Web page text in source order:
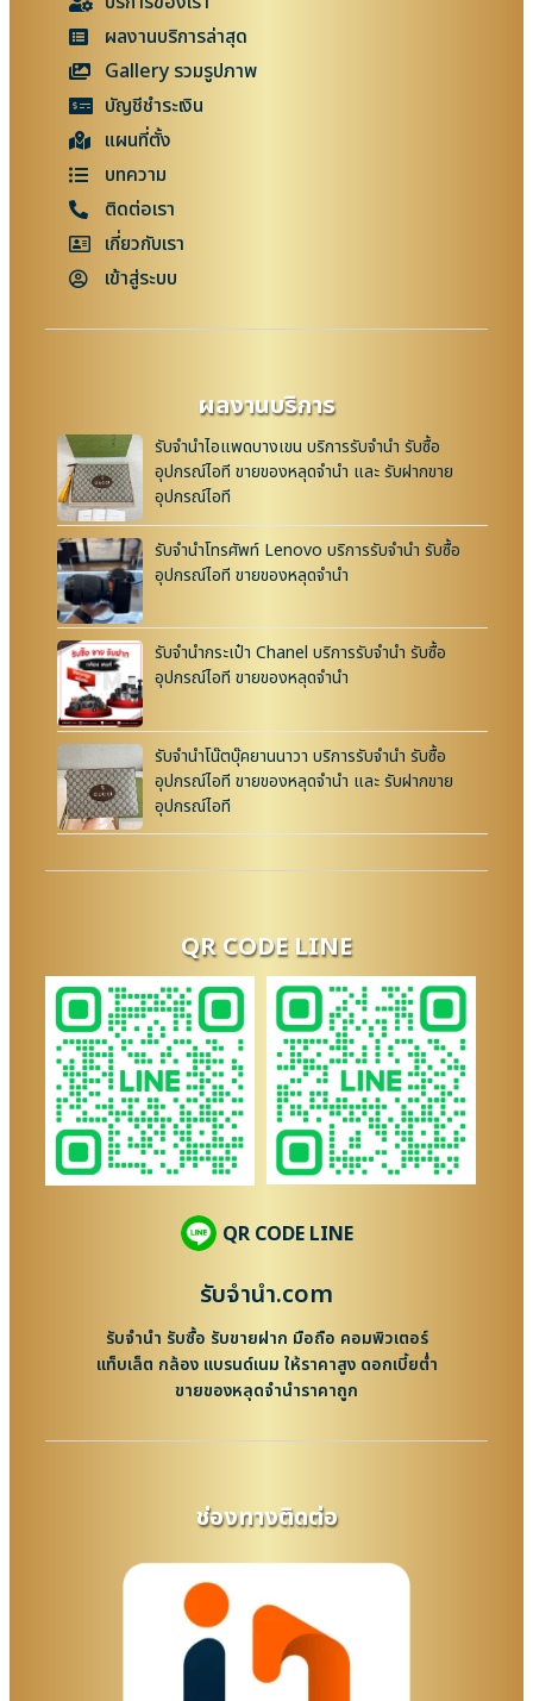
ผลงานบริการล่าสุด
Gallery รวมรูปภาพ
บัญชีชำระเงิน
แผนที่ตั้ง
บทความ
ติดต่อเรา
เกี่ยวกับเรา
เข้าสู่ระบบ
ผลงานบริการ
รับจำนำไอแพดบางเขน บริการรับจำนำ รับซื้อ
อุปกรณ์ไอที ขายของหลุดจำนำ และ รับฝากขาย
อุปกรณ์ไอที
รับจำนำโทรศัพท์ Lenovo บริการรับจำนำ รับซื้อ
อุปกรณ์ไอที ขายของหลุดจำนำ
รับจำนำกระเป๋า Chanel บริการรับจำนำ รับซื้อ
อุปกรณ์ไอที ขายของหลุดจำนำ
รับจำนำโน๊ตบุ๊คยานนาวา บริการรับจำนำ รับซื้อ
อุปกรณ์ไอที ขายของหลุดจำนำ และ รับฝากขาย
อุปกรณ์ไอที
QR CODE LINE
QR CODE LINE
รับจํานํา.com
รับจำนำ รับซื้อ รับขายฝาก มือถือ คอมพิวเตอร์
แท็บเล็ต กล้อง แบรนด์เนม ให้ราคาสูง ดอกเบี้ยต่ำ
ขายของหลุดจำนำราคาถูก
ช่องทางติดต่อ